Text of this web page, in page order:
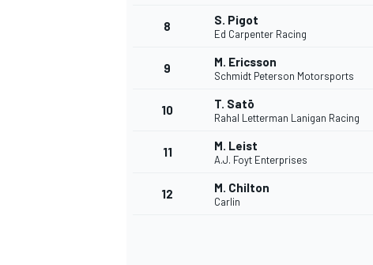
MONOPOSTO
8 S. Pigot
Ed Carpenter Racing
9 M. Ericsson
Schmidt Peterson Motorsports
10 T. Satō
Rahal Letterman Lanigan Racing
11 M. Leist
A.J. Foyt Enterprises
12 M. Chilton
Carlin